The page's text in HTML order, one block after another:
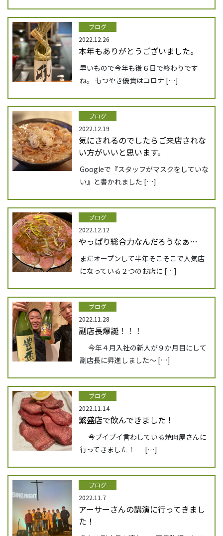
ブログ
2022.12.26
本年もありがとうございました。
早いもので今年も後６日で終わりです
ね。 もつやき優貴はコロナ […]
ブログ
2022.12.19
気にされるのでしたらご来店されな
い方がいいと思います。
Googleで『スタッフがマスクをしていな
い』と書かれました […]
ブログ
2022.12.12
やっぱり総合力なんだろうなぁ…
まだオープンして半年そこそこで人気店
になっている２つのお店に […]
ブログ
2022.11.28
副店長爆誕！！！
今年４月入社の新人が９か月目にして
副店長に昇進しました～ […]
ブログ
2022.11.14
繁盛店で飲んできました！
今ブイブイ言わしている焼肉屋さんに
行ってきました！ […]
ブログ
2022.11.7
アーサーさんの講演に行ってきまし
た！